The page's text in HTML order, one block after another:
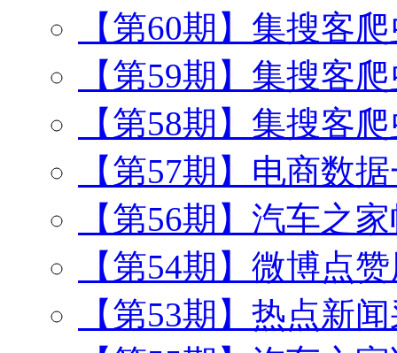
【第60期】集搜客
【第59期】集搜客
【第58期】集搜客
【第57期】电商数
【第56期】汽车之
【第54期】微博点
【第53期】热点新